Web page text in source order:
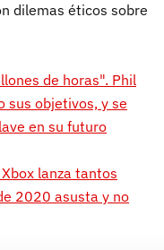
dilemas éticos sobre
de horas". Phil
sus objetivos, y se
en su futuro
lanza tantos
2020 asusta y no